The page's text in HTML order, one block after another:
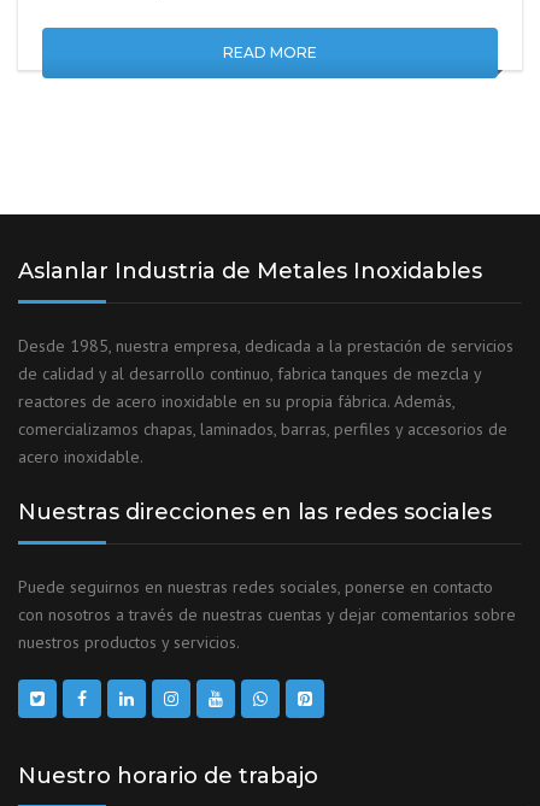
READ MORE
Aslanlar Industria de Metales Inoxidables
Desde 1985, nuestra empresa, dedicada a la prestación de servicios
de calidad y al desarrollo continuo, fabrica tanques de mezcla y
reactores de acero inoxidable en su propia fábrica. Además,
comercializamos chapas, laminados, barras, perfiles y accesorios de
acero inoxidable.
Nuestras direcciones en las redes sociales
Puede seguirnos en nuestras redes sociales, ponerse en contacto
con nosotros a través de nuestras cuentas y dejar comentarios sobre
nuestros productos y servicios.
Nuestro horario de trabajo